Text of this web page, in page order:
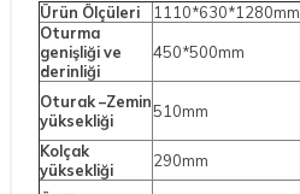
Ürün Ölçüleri 1110*630*1280mm
Oturma
genişliği ve
derinliği
450*500mm
Oturak –Zemin
yüksekliği
510mm
Kolçak
yüksekliği
290mm